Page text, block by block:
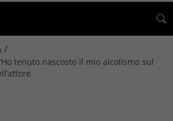
/
tenuto nascosto il mio alcolismo sul